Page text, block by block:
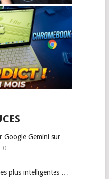
Google Gemini sur …
0
plus intelligentes …